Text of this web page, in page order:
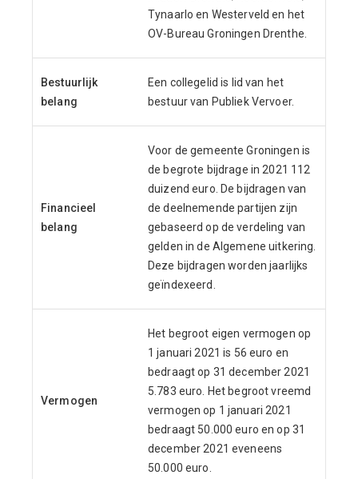
Tynaarlo en Westerveld en het
OV-Bureau Groningen Drenthe.
Bestuurlijk
belang
Een collegelid is lid van het
bestuur van Publiek Vervoer.
Financieel
belang
Voor de gemeente Groningen is
de begrote bijdrage in 2021 112
duizend euro. De bijdragen van
de deelnemende partijen zijn
gebaseerd op de verdeling van
gelden in de Algemene uitkering.
Deze bijdragen worden jaarlijks
geïndexeerd.
Vermogen
Het begroot eigen vermogen op
1 januari 2021 is 56 euro en
bedraagt op 31 december 2021
5.783 euro. Het begroot vreemd
vermogen op 1 januari 2021
bedraagt 50.000 euro en op 31
december 2021 eveneens
50.000 euro.